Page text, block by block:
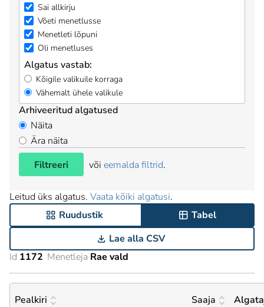
Sai allkirju
Võeti menetlusse
Menetleti lõpuni
Oli menetluses
Algatus vastab:
Kõigile valikuile korraga
Vähemalt ühele valikule
Arhiveeritud algatused
Näita
Ära näita
Filtreeri
või eemalda filtrid.
Leitud üks algatus. Vaata kõiki algatusi.
Ruudustik
Tabel
Lae alla CSV
Id 1172 Menetleja Rae vald
Pealkiri Saaja